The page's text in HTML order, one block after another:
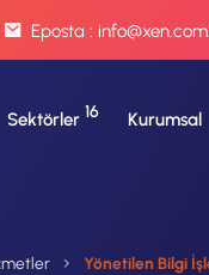
Eposta :
Sektörler 16 Kurumsal
Yönetilen Bilgi